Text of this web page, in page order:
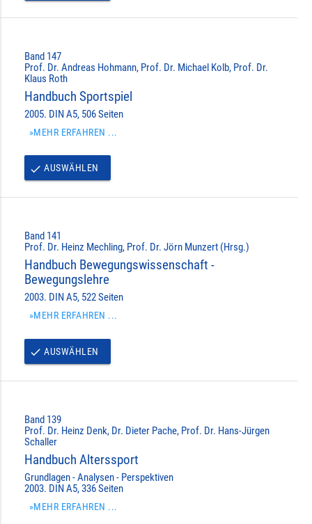
Band 147
Prof. Dr. Andreas Hohmann, Prof. Dr. Michael Kolb, Prof. Dr.
Klaus Roth
Handbuch Sportspiel
2005. DIN A5, 506 Seiten
»MEHR ERFAHREN ...
done AUSWÄHLEN
Band 141
Prof. Dr. Heinz Mechling, Prof. Dr. Jörn Munzert (Hrsg.)
Handbuch Bewegungswissenschaft -
Bewegungslehre
2003. DIN A5, 522 Seiten
»MEHR ERFAHREN ...
done AUSWÄHLEN
Band 139
Prof. Dr. Heinz Denk, Dr. Dieter Pache, Prof. Dr. Hans-Jürgen
Schaller
Handbuch Alterssport
Grundlagen - Analysen - Perspektiven
2003. DIN A5, 336 Seiten
»MEHR ERFAHREN ...